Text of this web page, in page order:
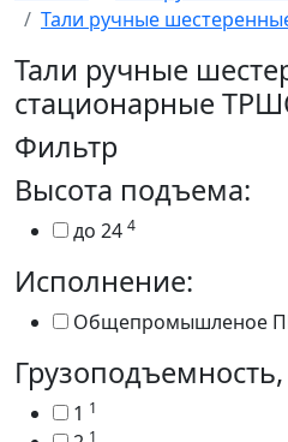
Тали ручные
Тали ручные
стационарные
Фильтр
Высота подъема:
до 24 4
Исполнение:
Общепромышленое
Грузоподъемность,
1 1
1